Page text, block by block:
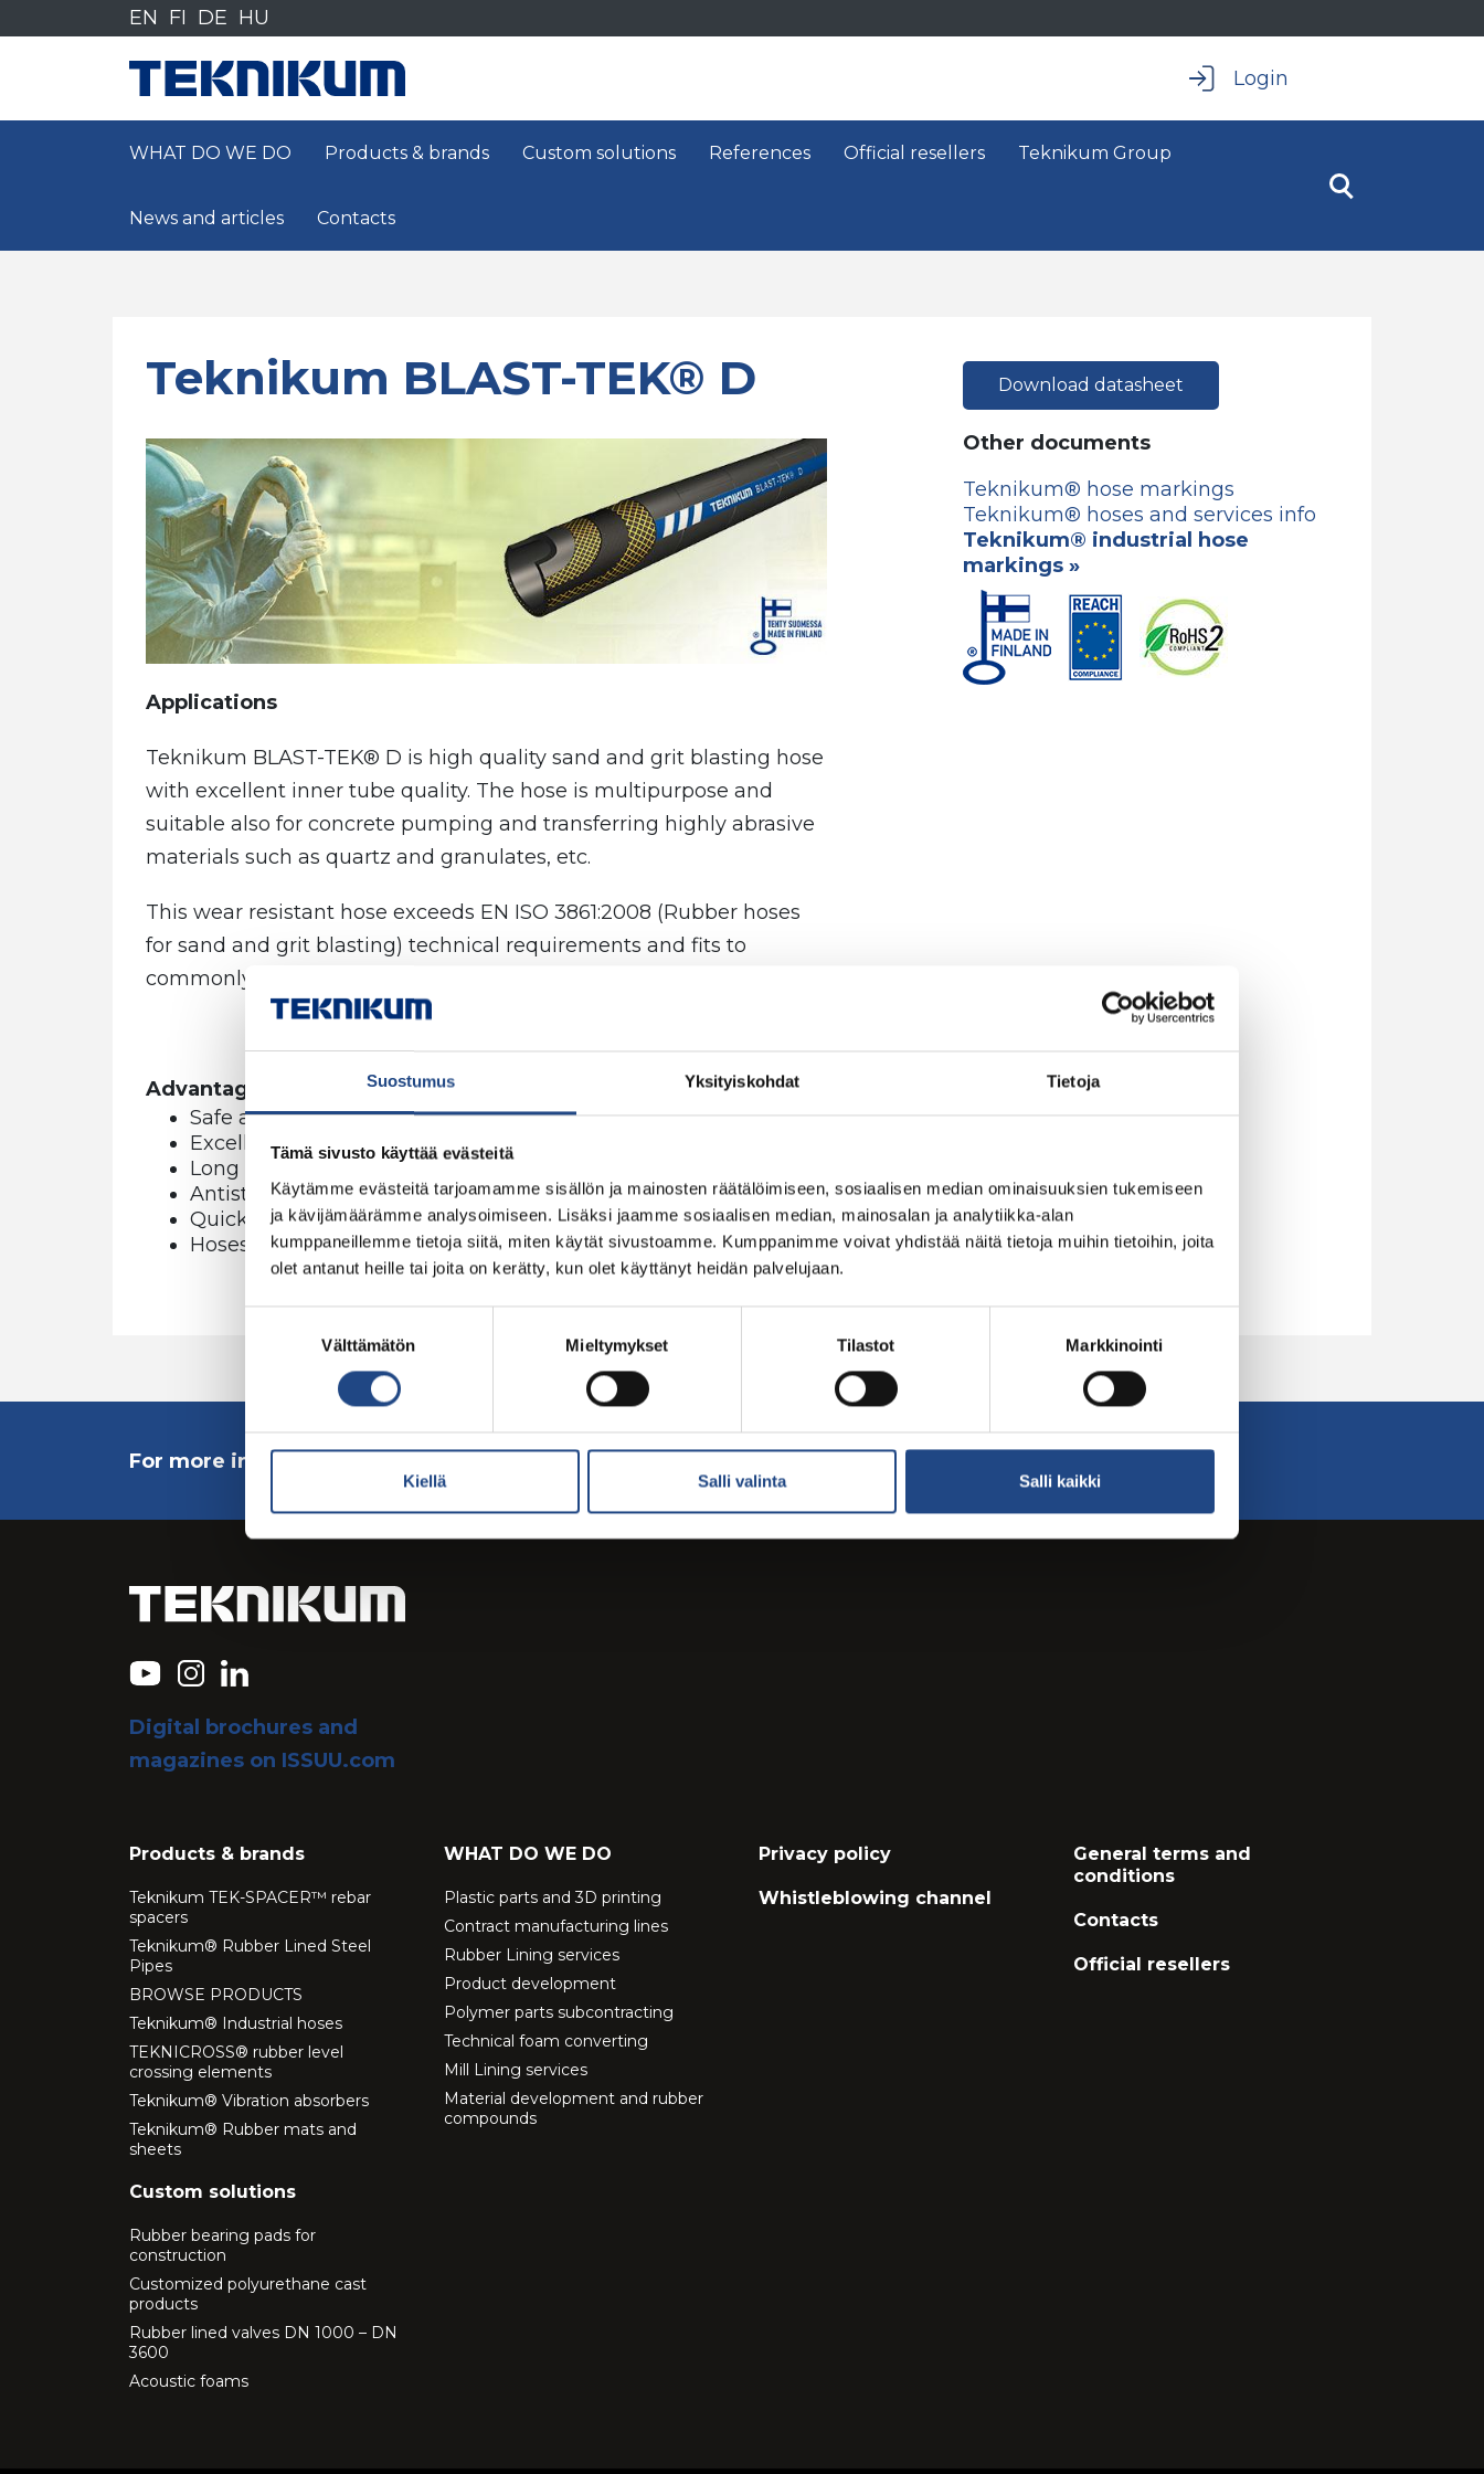
Suostumus Yksityiskohdat Tietoja
Tämä sivusto käyttää evästeitä
Käytämme evästeitä tarjoamamme sisällön ja mainosten räätälöimiseen, sosiaalisen median ominaisuuksien tukemiseen
ja kävijämäärämme analysoimiseen. Lisäksi jaamme sosiaalisen median, mainosalan ja analytiikka-alan
kumppaneillemme tietoja siitä, miten käytät sivustoamme. Kumppanimme voivat yhdistää näitä tietoja muihin tietoihin, joita
olet antanut heille tai joita on kerätty, kun olet käyttänyt heidän palvelujaan.
Välttämätön Mieltymykset Tilastot Markkinointi
Kiellä Salli valinta Salli kaikki
sisältöön
EN FI DE HU
Login
WHAT DO WE DO Products & brands Custom solutions References Official resellers Teknikum Group
News and articles Contacts
Teknikum BLAST-TEK® D
Applications
Teknikum BLAST-TEK® D is high quality sand and grit blasting hose
with excellent inner tube quality. The hose is multipurpose and
suitable also for concrete pumping and transferring highly abrasive
materials such as quartz and granulates, etc.
This wear resistant hose exceeds EN ISO 3861:2008 (Rubber hoses
for sand and grit blasting) technical requirements and fits to
commonly used sand blasting hose couplings.
Advantages
Safe and durable hose
Excellent resistance to abrasion
Long service life
Antistatic
Quick and easy installation
Hoses can be cut on-site
Download datasheet
Other documents
Teknikum® hose markings
Teknikum® hoses and services info
Teknikum® industrial hose
markings »
For more information contact our sales
Digital brochures and
magazines on ISSUU.com
Products & brands
Teknikum TEK-SPACER™ rebar
spacers
Teknikum® Rubber Lined Steel
Pipes
BROWSE PRODUCTS
Teknikum® Industrial hoses
TEKNICROSS® rubber level
crossing elements
Teknikum® Vibration absorbers
Teknikum® Rubber mats and
sheets
Custom solutions
Rubber bearing pads for
construction
Customized polyurethane cast
products
Rubber lined valves DN 1000 – DN
3600
Acoustic foams
WHAT DO WE DO
Plastic parts and 3D printing
Contract manufacturing lines
Rubber Lining services
Product development
Polymer parts subcontracting
Technical foam converting
Mill Lining services
Material development and rubber
compounds
Privacy policy
Whistleblowing channel
General terms and
conditions
Contacts
Official resellers